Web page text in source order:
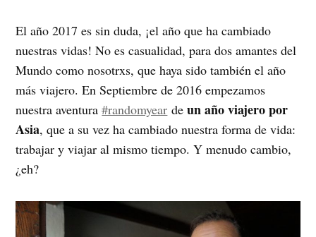
El año 2017 es sin duda, ¡el año que ha cambiado
nuestras vidas! No es casualidad, para dos amantes del
Mundo como nosotrxs, que haya sido también el año
más viajero. En Septiembre de 2016 empezamos
nuestra aventura#randomyear deun año viajero por
Asia, que a su vez ha cambiado nuestra forma de vida:
trabajar y viajar al mismo tiempo. Y menudo cambio,
¿eh?